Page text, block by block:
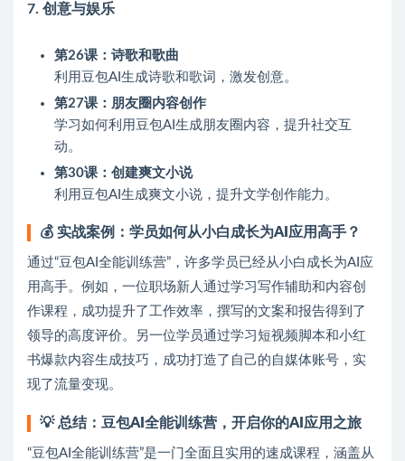
7. 创意与娱乐
第26课：诗歌和歌曲
利用豆包AI生成诗歌和歌词，激发创意。
第27课：朋友圈内容创作
学习如何利用豆包AI生成朋友圈内容，提升社交互
动。
第30课：创建爽文小说
利用豆包AI生成爽文小说，提升文学创作能力。
💰 实战案例：学员如何从小白成长为AI应用高手？
通过“豆包AI全能训练营”，许多学员已经从小白成长为AI应
用高手。例如，一位职场新人通过学习写作辅助和内容创
作课程，成功提升了工作效率，撰写的文案和报告得到了
领导的高度评价。另一位学员通过学习短视频脚本和小红
书爆款内容生成技巧，成功打造了自己的自媒体账号，实
现了流量变现。
💡 总结：豆包AI全能训练营，开启你的AI应用之旅
“豆包AI全能训练营”是一门全面且实用的速成课程，涵盖从